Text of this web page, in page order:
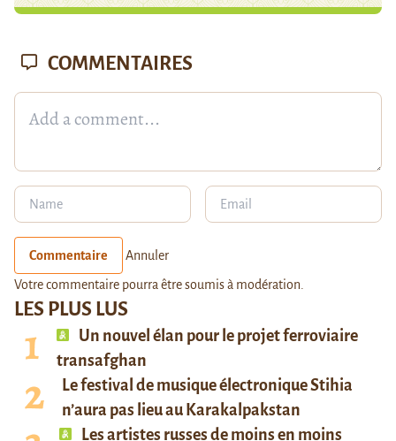
LES PLUS LUS
Un nouvel élan pour le projet ferroviaire
transafghan
Le festival de musique électronique Stihia
n’aura pas lieu au Karakalpakstan
Les artistes russes de moins en moins
COMMENTAIRES
Commentaire Annuler
Votre commentaire pourra être soumis à modération.